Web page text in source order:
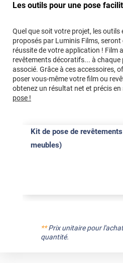
Les outils pour une pose
Quel que soit votre projet, les outils
proposés par Luminis Films,
réussite de votre application ! Film
revêtements décoratifs... à
associé. Grâce à ces accessoires,
poser vous-même votre film ou
obtenez un résultat net et précis
pose !
Kit de pose de
meubles)
**Prix unitaire pour
quantité.